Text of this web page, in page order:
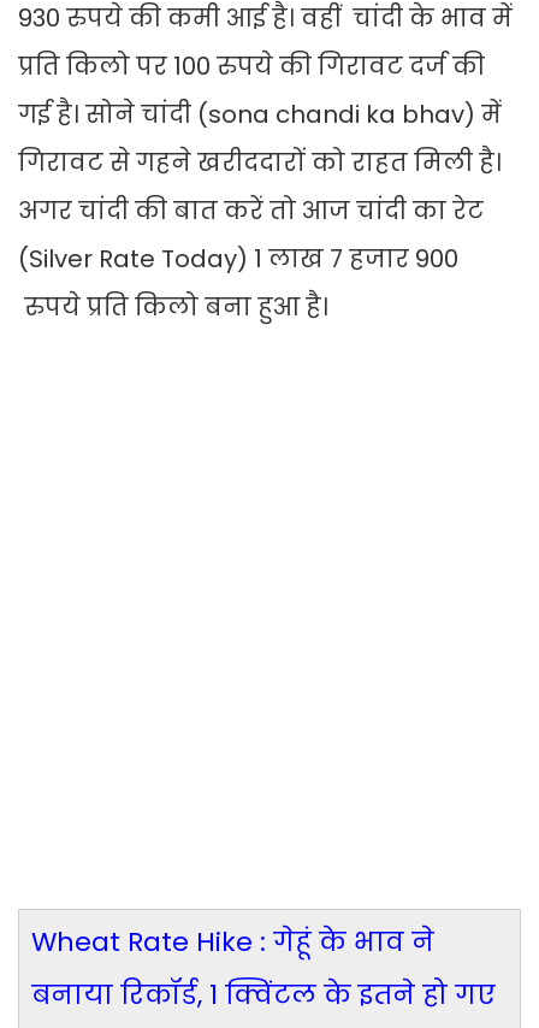
930 रुपये की कमी आई है। वहीं चांदी के भाव में
प्रति किलो पर 100 रुपये की गिरावट दर्ज की
गई है। सोने चांदी (sona chandi ka bhav) में
गिरावट से गहने खरीददारों को राहत मिली है।
अगर चांदी की बात करें तो आज चांदी का रेट
(Silver Rate Today) 1 लाख 7 हजार 900
रुपये प्रति किलो बना हुआ है।
Wheat Rate Hike : गेहूं के भाव ने
बनाया रिकॉर्ड, 1 क्विंटल के इतने हो गए